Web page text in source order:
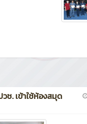
ช. เข้าใช้ห้องสมุด